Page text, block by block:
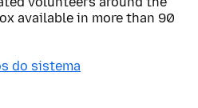
available in more than 90
do sistema